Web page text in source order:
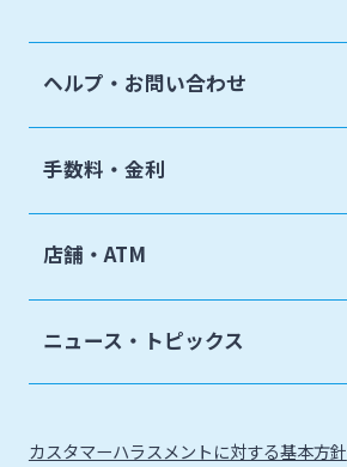
ヘルプ・お問い合わせ
手数料・金利
店舗・ATM
ニュース・トピックス
カスタマーハラスメントに対する基本方針